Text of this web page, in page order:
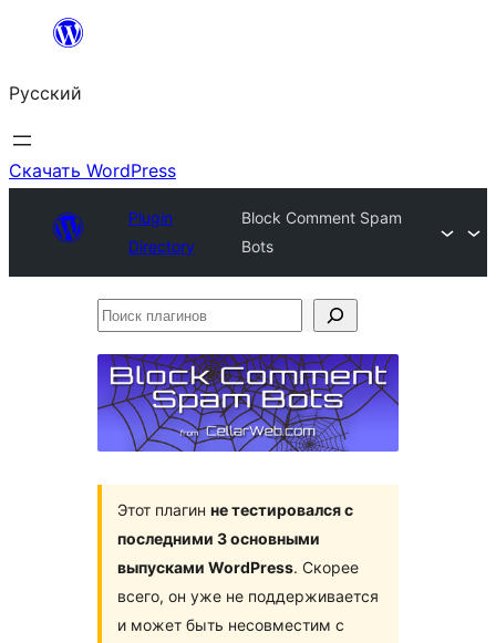
Перейти
содержимому
Русский
Скачать WordPress
Plugin
Directory
Block Comment Spam
Bots
Поиск
Этот плагин не тестировался с
последними 3 основными
выпусками WordPress. Скорее
всего, он уже не поддерживается
и может быть несовместим с